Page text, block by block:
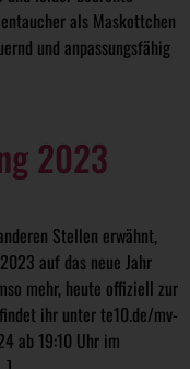
als Maskottchen
und anpassungsfähig
2023
Stellen erwähnt,
auf das neue Jahr
mehr, heute offiziell zur
ihr unter te10.de/mv-
ab 19:10 Uhr im